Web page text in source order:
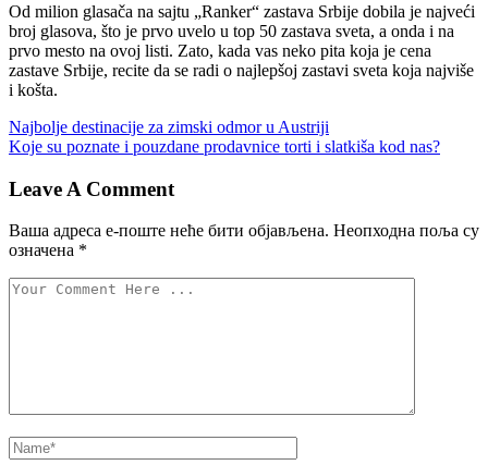
Od milion glasača na sajtu „Ranker“ zastava Srbije dobila je najveći
broj glasova, što je prvo uvelo u top 50 zastava sveta, a onda i na
prvo mesto na ovoj listi. Zato, kada vas neko pita koja je cena
zastave Srbije, recite da se radi o najlepšoj zastavi sveta koja najviše
i košta.
Управљање
објавама
Najbolje destinacije za zimski odmor u Austriji
Koje su poznate i pouzdane prodavnice torti i slatkiša kod nas?
Leave A Comment
Ваша адреса е-поште неће бити објављена. Неопходна поља су
означена *